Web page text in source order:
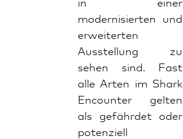
in einer
modernisierten und
erweiterten
Ausstellung zu
sehen sind. Fast
alle Arten im Shark
Encounter gelten
als gefährdet oder
potenziell